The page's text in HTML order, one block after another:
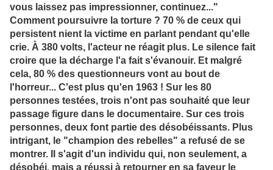
vous laissez pas impressionner, continuez..."
Comment poursuivre la torture ? 70 % de ceux qui
persistent nient la victime en parlant pendant qu'elle
crie. À 380 volts, l'acteur ne réagit plus. Le silence fait
croire que la décharge l'a fait s'évanouir. Et malgré
cela, 80 % des questionneurs vont au bout de
l'horreur... C'est plus qu'en 1963 ! Sur les 80
personnes testées, trois n'ont pas souhaité que leur
passage figure dans le documentaire. Sur ces trois
personnes, deux font partie des désobéissants. Plus
intrigant, le "champion des rebelles" a refusé de se
montrer. Il s'agit d'un individu qui, non seulement, a
désobéi, mais a réussi à retourner en sa faveur le